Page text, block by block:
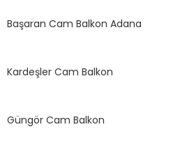
Başaran Cam Balkon Adana
Kardeşler Cam Balkon
Güngör Cam Balkon